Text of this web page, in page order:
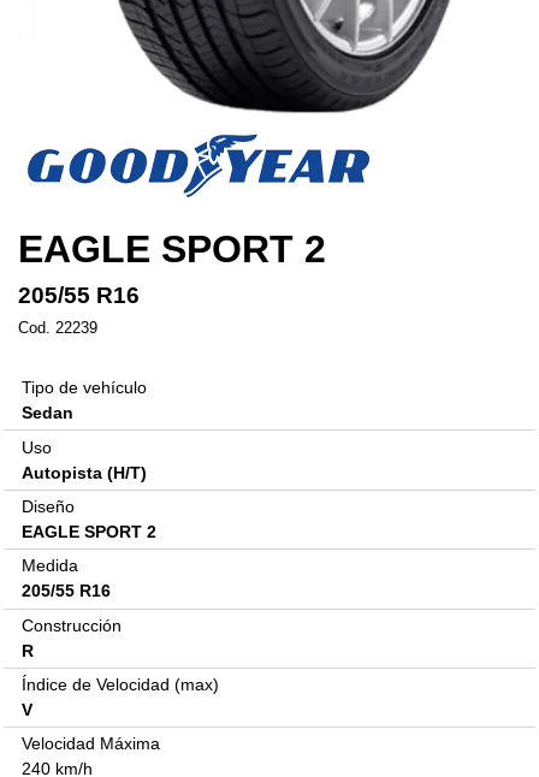
EAGLE SPORT 2
205/55 R16
Cod. 22239
Tipo de vehículo
Sedan
Uso
Autopista (H/T)
Diseño
EAGLE SPORT 2
Medida
205/55 R16
Construcción
R
Índice de Velocidad (max)
V
Velocidad Máxima
240 km/h